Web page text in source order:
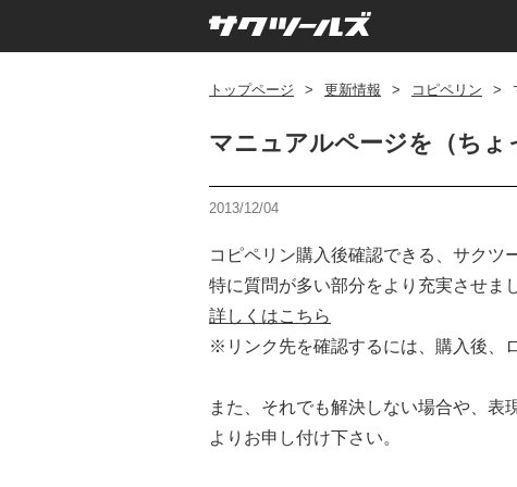
トップページ > 更新情報 > コピペリン >
マニュアルページを（ちょ
2013/12/04
コピペリン購入後確認できる、サクツ
特に質問が多い部分をより充実させま
詳しくはこちら
※リンク先を確認するには、購入後、
また、それでも解決しない場合や、
よりお申し付け下さい。